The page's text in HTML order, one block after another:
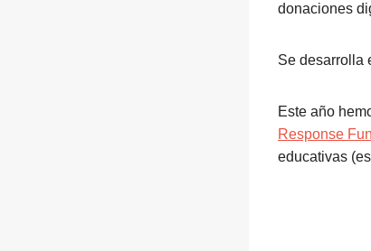
donaciones
Se desarrolla
Este año
Response
educativas